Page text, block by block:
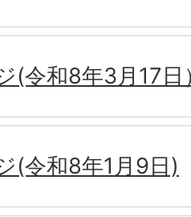
(令和8年3月17日
(令和8年1月9日)